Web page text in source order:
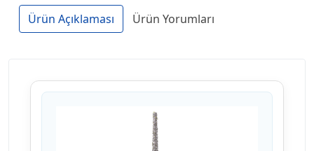
Ürün Açıklaması Ürün Yorumları